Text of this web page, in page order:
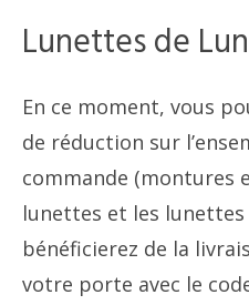
Lunettes de
En ce moment, vous
de réduction sur
commande (montures
lunettes et les lunettes
bénéficierez de la
votre porte avec le code